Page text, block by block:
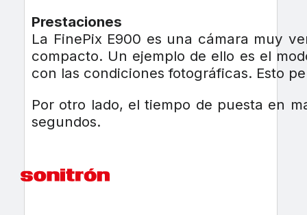
Prestaciones
La FinePix E900 es una cámara muy
compacto. Un ejemplo de ello es el
con las condiciones fotográficas. Esto
Por otro lado, el tiempo de puesta en
segundos.